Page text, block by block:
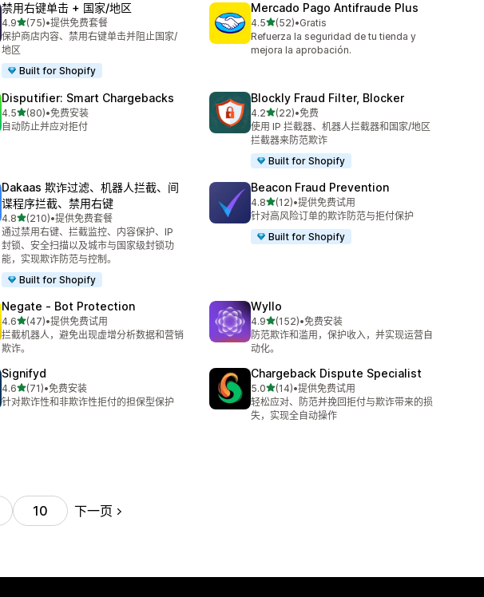
禁用右键单击 + 国家/地区
4.9星（满分 5 星）
(75)
总共 75 条评论
•提供免费套餐
保护商店内容、禁用右键单击并阻止国家/
地区
Built for Shopify
Mercado Pago Antifraude Plus
4.5星（满分 5 星）
(52)
总共 52 条评论
•Gratis
Refuerza la seguridad de tu tienda y
mejora la aprobación.
Disputifier: Smart Chargebacks
4.5星（满分 5 星）
(80)
总共 80 条评论
•免费安装
自动防止并应对拒付
Blockly Fraud Filter, Blocker
4.2星（满分 5 星）
(22)
总共 22 条评论
•免费
使用 IP 拦截器、机器人拦截器和国家/地区
拦截器来防范欺诈
Built for Shopify
Dakaas 欺诈过滤、机器人拦截、间
谍程序拦截、禁用右键
4.8星（满分 5 星）
(210)
总共 210 条评论
•提供免费套餐
通过禁用右键、拦截监控、内容保护、IP
封锁、安全扫描以及城市与国家级封锁功
能，实现欺诈防范与控制。
Built for Shopify
Beacon Fraud Prevention
4.8星（满分 5 星）
(12)
总共 12 条评论
•提供免费试用
针对高风险订单的欺诈防范与拒付保护
Built for Shopify
Negate ‑ Bot Protection
4.6星（满分 5 星）
(47)
总共 47 条评论
•提供免费试用
拦截机器人，避免出现虚增分析数据和营销
欺诈。
Wyllo
4.9星（满分 5 星）
(152)
总共 152 条评论
•免费安装
防范欺诈和滥用，保护收入，并实现运营自
动化。
Signifyd
4.6星（满分 5 星）
(71)
总共 71 条评论
•免费安装
针对欺诈性和非欺诈性拒付的担保型保护
Chargeback Dispute Specialist
5.0星（满分 5 星）
(14)
总共 14 条评论
•提供免费试用
轻松应对、防范并挽回拒付与欺诈带来的损
失，实现全自动操作
10 下一页